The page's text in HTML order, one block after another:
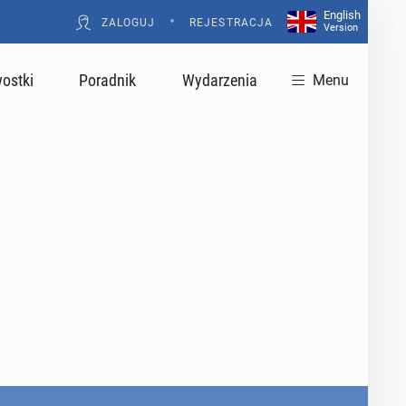
ZALOGUJ • REJESTRACJA
English
Version
Poradnik Wydarzenia Menu